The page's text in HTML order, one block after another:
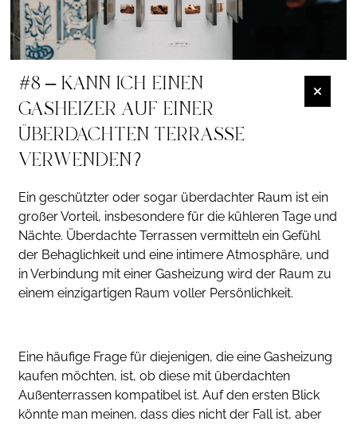
#8 – KANN ICH EINEN
GASHEIZER AUF EINER
ÜBERDACHTEN TERRASSE
VERWENDEN?
Ein geschützter oder sogar überdachter Raum ist ein
großer Vorteil, insbesondere für die kühleren Tage und
Nächte. Überdachte Terrassen vermitteln ein Gefühl
der Behaglichkeit und eine intimere Atmosphäre, und
in Verbindung mit einer Gasheizung wird der Raum zu
einem einzigartigen Raum voller Persönlichkeit.
Eine häufige Frage für diejenigen, die eine Gasheizung
kaufen möchten, ist, ob diese mit überdachten
Außenterrassen kompatibel ist. Auf den ersten Blick
könnte man meinen, dass dies nicht der Fall ist, aber